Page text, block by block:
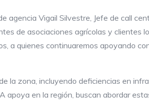
agencia Vigail Silvestre, Jefe de call
de asociaciones agrícolas y clientes
a quienes continuaremos apoyando
la zona, incluyendo deficiencias en
en la región, buscan abordar